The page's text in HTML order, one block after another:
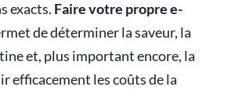
exacts. Faire votre propre e-
de déterminer la saveur, la
et, plus important encore, la
efficacement les coûts de la